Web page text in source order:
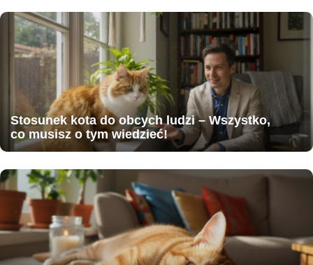
Stosunek kota do obcych ludzi – Wszystko,
co musisz o tym wiedzieć!